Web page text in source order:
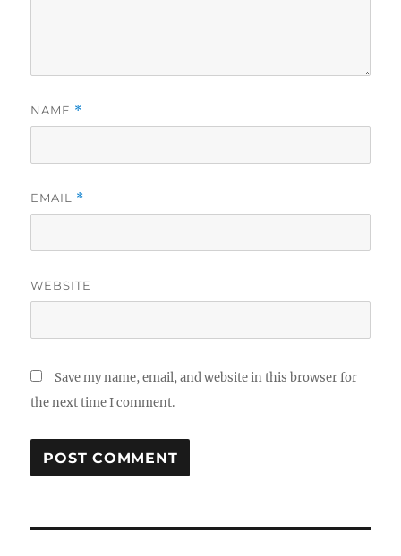
NAME *
EMAIL *
WEBSITE
Save my name, email, and website in this browser for
the next time I comment.